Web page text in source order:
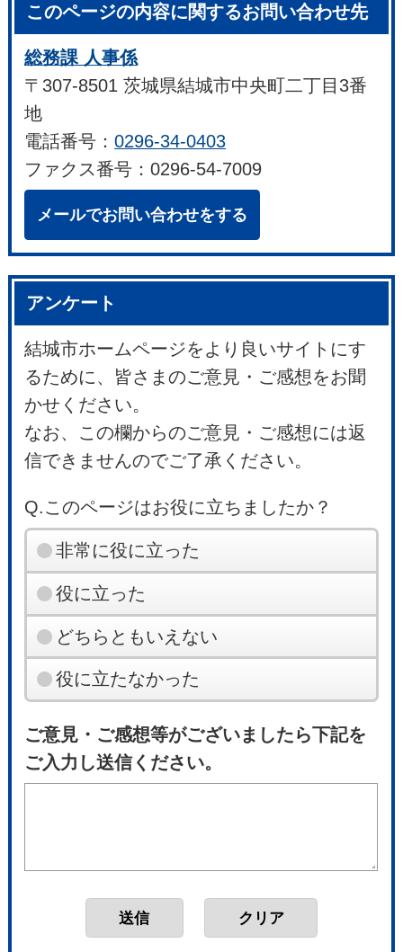
このページの内容に関するお問い合わせ先
総務課 人事係
〒307-8501 茨城県結城市中央町二丁目3番
地
電話番号：0296-34-0403
ファクス番号：0296-54-7009
メールでお問い合わせをする
アンケート
結城市ホームページをより良いサイトにす
るために、皆さまのご意見・ご感想をお聞
かせください。
なお、この欄からのご意見・ご感想には返
信できませんのでご了承ください。
Q.このページはお役に立ちましたか？
非常に役に立った
役に立った
どちらともいえない
役に立たなかった
ご意見・ご感想等がございましたら下記を
ご入力し送信ください。